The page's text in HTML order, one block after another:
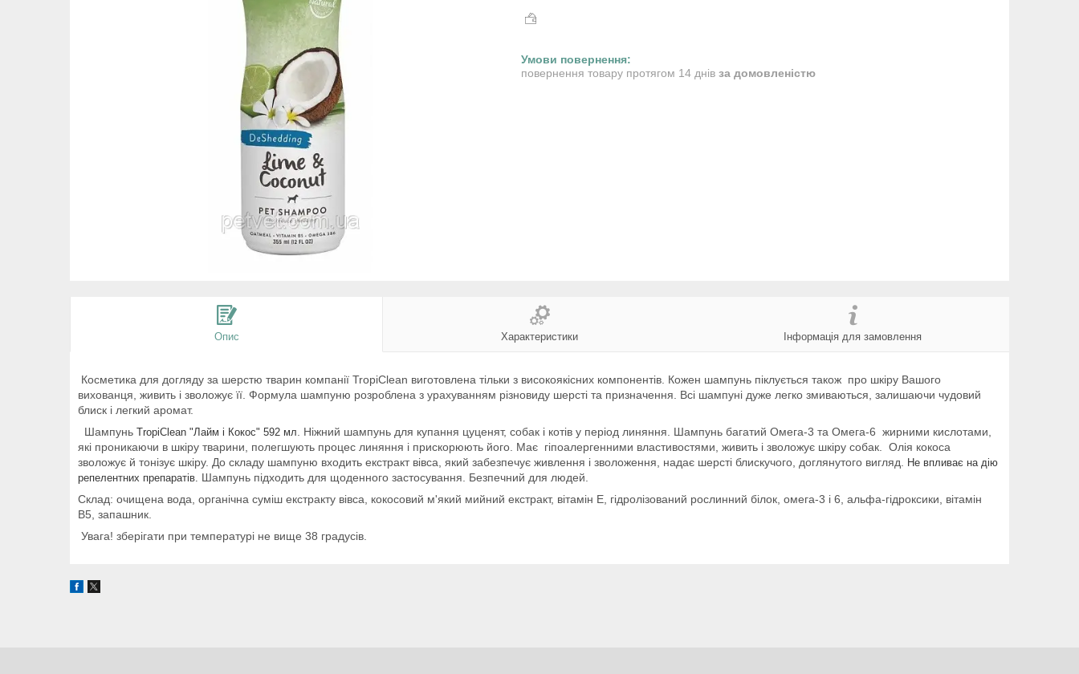
повернення товару протягом 14 днів за домовленістю
Опис Характеристики Інформація для замовлення
Косметика для догляду за шерстю тварин компанії TropiClean виготовлена тільки з високоякісних компонентів. Кожен шампунь піклується також про шкіру Вашого
вихованця, живить і зволожує її. Формула шампуню розроблена з урахуванням різновиду шерсті та призначення. Всі шампуні дуже легко змиваються, залишаючи чудовий
блиск і легкий аромат.
Шампунь TropiClean "Лайм і Кокос" 592 мл . Ніжний шампунь для купання цуценят, собак і котів у період линяння. Шампунь багатий Омега-3 та Омега-6 жирними кислотами,
які проникаючи в шкіру тварини, полегшують процес линяння і прискорюють його. Має гіпоалергенними властивостями, живить і зволожує шкіру собак. Олія кокоса
зволожує й тонізує шкіру. До складу шампуню входить екстракт вівса, який забезпечує живлення і зволоження, надає шерсті блискучого, доглянутого вигляд.
Не впливає на дію
репелентних препаратів. Шампунь підходить для щоденного застосування. Безпечний для людей.
Склад: очищена вода, органічна суміш екстракту вівса, кокосовий м'який мийний екстракт, вітамін Е, гідролізований рослинний білок, омега-3 і 6, альфа-гідроксики, вітамін
В5, запашник.
Увага! зберігати при температурі не вище 38 градусів.